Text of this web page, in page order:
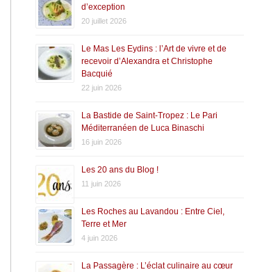
d’exception
20 juillet 2026
Le Mas Les Eydins : l’Art de vivre et de
recevoir d’Alexandra et Christophe
Bacquié
22 juin 2026
La Bastide de Saint-Tropez : Le Pari
Méditerranéen de Luca Binaschi
16 juin 2026
Les 20 ans du Blog !
11 juin 2026
Les Roches au Lavandou : Entre Ciel,
Terre et Mer
4 juin 2026
La Passagère : L’éclat culinaire au cœur